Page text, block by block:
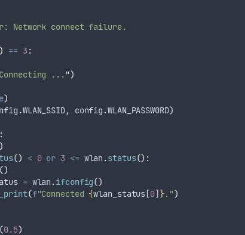
Network connect failure.
== 3 :
Connecting ... ")
)
.WLAN_SSID, config .WLAN_PASSWORD)
:
() < 0 or 3 <= wlan.status():
()
= wlan.ifconfig()
(f"Connected {wlan_status [0] }.")
(0.5)